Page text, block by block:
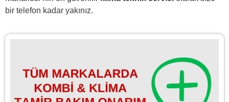
bir telefon kadar yakınız.